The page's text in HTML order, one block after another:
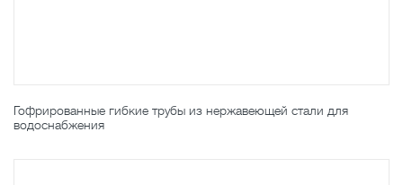
Гофрированные гибкие трубы из нержавеющей стали для
водоснабжения